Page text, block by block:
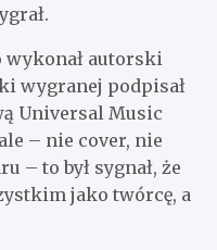
wykonał autorski
wygranej podpisał
Universal Music
– nie cover, nie
– to był sygnał, że
jako twórcę, a